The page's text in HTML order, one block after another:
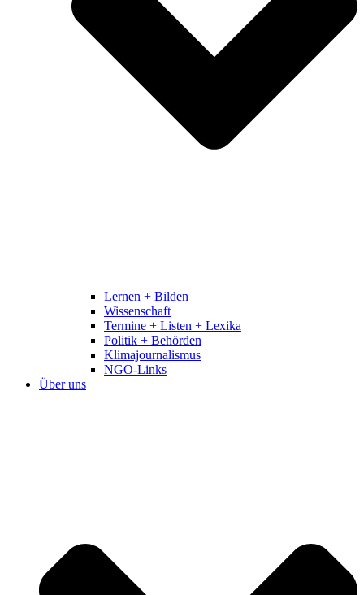
Lernen + Bilden
Wissenschaft
Termine + Listen + Lexika
Politik + Behörden
Klimajournalismus
NGO-Links
Über uns